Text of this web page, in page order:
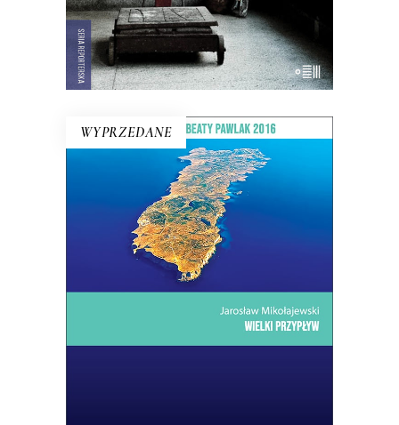
E-BOOK DO KOSZYKA
WYPRZEDANE
WIELKI PRZYPŁYW
Mikołajewski z czułością i delikatnością
kreśli reporterski portret wyspy –
przedsionka Ziemi Obiecanej
uchodźców. Lampedusa jest kroplą:
skupiają się w niej jak w soczewce